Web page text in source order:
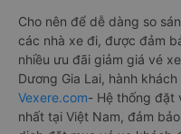
Cho nên để dễ dàng so
các nhà xe đi, được đảm
nhiều ưu đãi giảm giá vé
Dương Gia Lai, hành
Vexere.com- Hệ thống đặt
nhất tại Việt Nam, đảm